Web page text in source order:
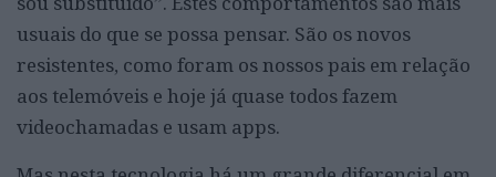
usuais do que se possa pensar. São os novos
resistentes, como foram os nossos pais em relação
aos telemóveis e hoje já quase todos fazem
videochamadas e usam apps.